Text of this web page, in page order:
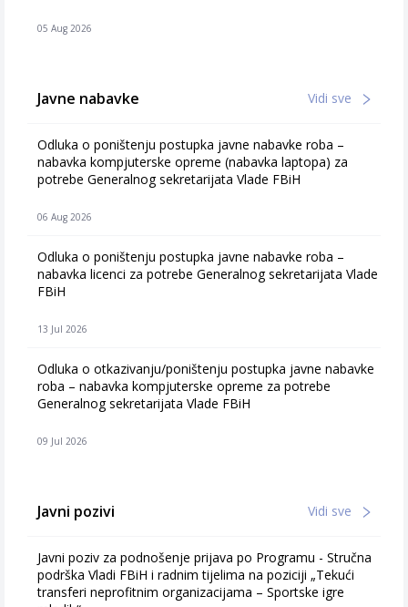
05 Aug 2026
Javne nabavke Vidi sve
Odluka o poništenju postupka javne nabavke roba –
nabavka kompjuterske opreme (nabavka laptopa) za
potrebe Generalnog sekretarijata Vlade FBiH
06 Aug 2026
Odluka o poništenju postupka javne nabavke roba –
nabavka licenci za potrebe Generalnog sekretarijata Vlade
FBiH
13 Jul 2026
Odluka o otkazivanju/poništenju postupka javne nabavke
roba – nabavka kompjuterske opreme za potrebe
Generalnog sekretarijata Vlade FBiH
09 Jul 2026
Javni pozivi Vidi sve
Javni poziv za podnošenje prijava po Programu - Stručna
podrška Vladi FBiH i radnim tijelima na poziciji „Tekući
transferi neprofitnim organizacijama – Sportske igre